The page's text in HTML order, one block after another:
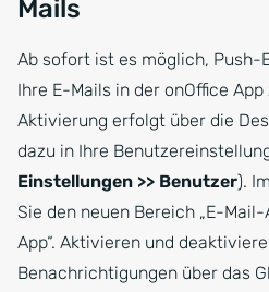
Mails
Ab sofort ist es möglich,
Ihre E-Mails in der onOffice
Aktivierung erfolgt über die
dazu in Ihre
Einstellungen >> Benutzer).
Sie den neuen Bereich „E-
App“. Aktivieren und
Benachrichtigungen über das